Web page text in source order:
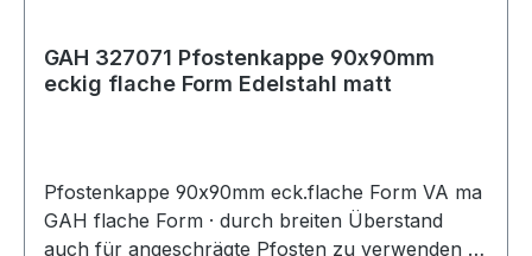
GAH 327071 Pfostenkappe 90x90mm
eckig flache Form Edelstahl matt
Pfostenkappe 90x90mm eck.flache Form VA ma
GAH flache Form · durch breiten Überstand
auch für angeschrägte Pfosten zu verwenden ·